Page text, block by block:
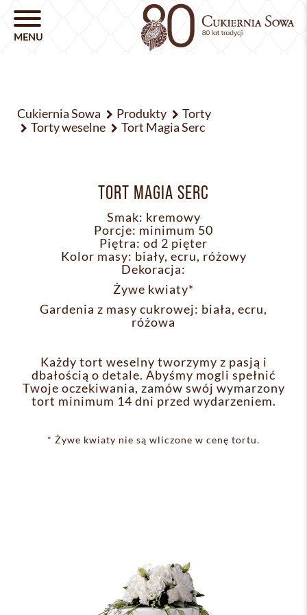
Cukiernia Sowa Produkty
Torty
Torty weselne
Tort Magia Serc
TORT MAGIA SERC
Smak: kremowy
Porcje: minimum 50
Piętra: od 2 pięter
Kolor masy: biały, ecru, różowy
Dekoracja:
Żywe kwiaty*
Gardenia z masy cukrowej: biała, ecru,
różowa
Każdy tort weselny tworzymy z pasją i
dbałością o detale. Abyśmy mogli spełnić
Twoje oczekiwania, zamów swój wymarzony
tort minimum 14 dni przed wydarzeniem.
* Żywe kwiaty nie są wliczone w cenę tortu.